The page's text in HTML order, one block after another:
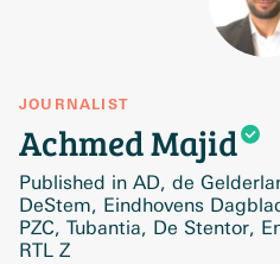
JOURNALIST
AchmedMajid
Published in AD, de
DeStem, Eindhovens
PZC, Tubantia, De Stentor,
RTL Z